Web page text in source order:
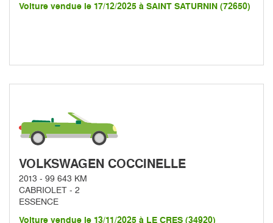
Voiture vendue le 17/12/2025 à SAINT SATURNIN (72650)
VOLKSWAGEN COCCINELLE
2013 - 99 643 KM
CABRIOLET - 2
ESSENCE
Voiture vendue le 13/11/2025 à LE CRES (34920)